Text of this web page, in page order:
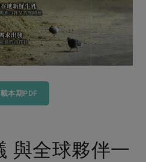
烘焙
沖泡飲品
織品
惜食
支持本土農糧
能源議題
食農教育
本期PDF
與全球夥伴一